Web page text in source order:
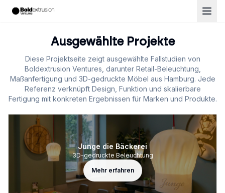
Projekte von Boldextrusion Ventures
Ausgewählte Projekte
Diese Projektseite zeigt ausgewählte Fallstudien von
Boldextrusion Ventures, darunter Retail-Beleuchtung,
Maßanfertigung und 3D-gedruckte Möbel aus Hamburg. Jede
Referenz verknüpft Design, Funktion und skalierbare
Fertigung mit konkreten Ergebnissen für Marken und Produkte.
Junge die Bäckerei
3D-gedruckte Beleuchtung
Mehr erfahren